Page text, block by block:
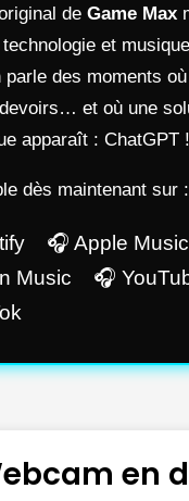
de Game Max
et
parle des moments
et où une
apparaît : ChatGPT !
dès maintenant sur :
🎧 Apple
Music 🎧
en